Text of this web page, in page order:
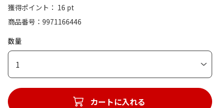
獲得ポイント： 16 pt
商品番号
9971166446
数量
1
カートに入れる